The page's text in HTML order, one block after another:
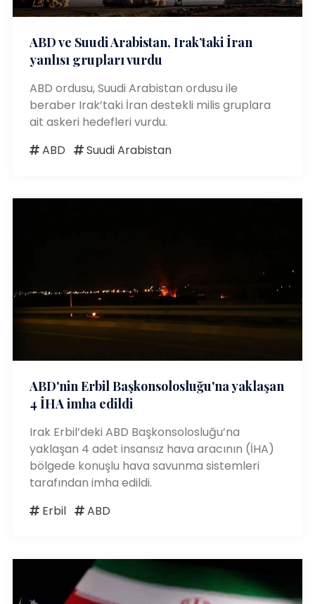
ABD ve Suudi Arabistan, Irak’taki İran
yanlısı grupları vurdu
ABD ordusu, Suudi Arabistan ordusu ile
beraber Irak’taki İran destekli milis gruplara
ait askeri hedefleri vurdu.
ABD
Suudi Arabistan
ABD'nin Erbil Başkonsolosluğu'na yaklaşan
4 İHA imha edildi
Irak Erbil’deki ABD Başkonsolosluğu’na
yaklaşan 4 adet insansız hava aracının (İHA)
bölgede konuşlu hava savunma sistemleri
tarafından imha edildi.
Erbil
ABD